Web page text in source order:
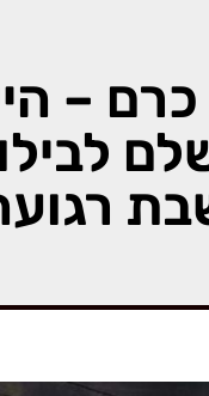
כרם –